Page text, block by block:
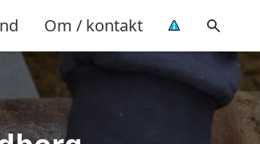
Om / kontakt